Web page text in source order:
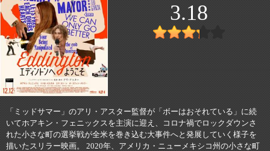
3.18
「ミッドサマー」のアリ・アスター監督が「ボーはおそれている」に続
いてホアキン・フェニックスを主演に迎え、コロナ禍でロックダウンさ
れた小さな町の選挙戦が全米を巻き込む大事件へと発展していく様子を
描いたスリラー映画。 2020年、アメリカ・ニューメキシコ州の小さな町